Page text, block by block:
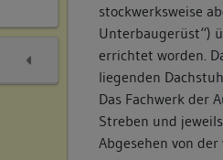
Kreuzornament
liegende Fenster,
Fenster und im
Fenster zeigen
Fenster des nach
zweigeschossigen
mit waagerechten
stockwerksweise
Unterbaugerüst“)
errichtet worden.
liegenden
Das Fachwerk der
Streben und
Abgesehen von